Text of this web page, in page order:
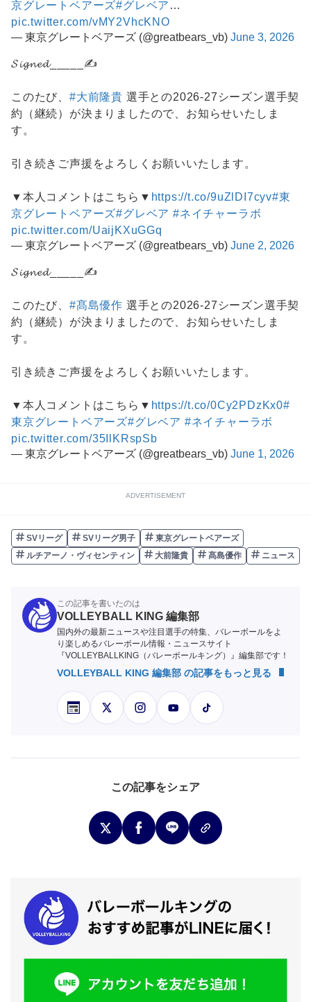
京グレートベアーズ#グレベア …
pic.twitter.com/vMY2VhcKNO
— 東京グレートベアーズ (@greatbears_vb) June 3, 2026
𝓢𝓲𝓰𝓷𝓮𝓭_____✍️
このたび、 #大前隆貴 選手との2026-27シーズン選手契
約（継続）が決まりましたので、お知らせいたしま
す。
引き続きご声援をよろしくお願いいたします。
▼本人コメントはこちら▼ https://t.co/9uZlDI7cyv#東
京グレートベアーズ#グレベア #ネイチャーラボ
pic.twitter.com/UaijKXuGGq
— 東京グレートベアーズ (@greatbears_vb) June 2, 2026
𝓢𝓲𝓰𝓷𝓮𝓭_____✍️
このたび、 #髙島優作 選手との2026-27シーズン選手契
約（継続）が決まりましたので、お知らせいたしま
す。
引き続きご声援をよろしくお願いいたします。
▼本人コメントはこちら▼ https://t.co/0Cy2PDzKx0#
東京グレートベアーズ#グレベア #ネイチャーラボ
pic.twitter.com/35IlKRspSb
— 東京グレートベアーズ (@greatbears_vb) June 1, 2026
ADVERTISEMENT
SVリーグ SVリーグ男子
東京グレートベアーズ
ルチアーノ・ヴィセンティン
大前隆貴 髙島優作 ニュース
この記事を書いたのは
VOLLEYBALL KING 編集部
国内外の最新ニュースや注目選手の特集、バレーボールをよ
り楽しめるバレーボール情報・ニュースサイト
『VOLLEYBALLKING（バレーボールキング）』編集部です！
VOLLEYBALL KING 編集部 の記事をもっと見る
この記事をシェア